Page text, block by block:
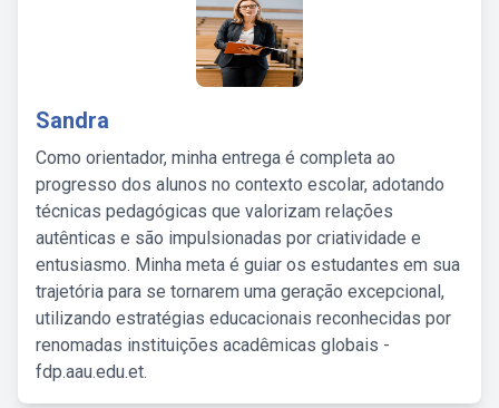
Sandra
Como orientador, minha entrega é completa ao
progresso dos alunos no contexto escolar, adotando
técnicas pedagógicas que valorizam relações
autênticas e são impulsionadas por criatividade e
entusiasmo. Minha meta é guiar os estudantes em sua
trajetória para se tornarem uma geração excepcional,
utilizando estratégias educacionais reconhecidas por
renomadas instituições acadêmicas globais -
fdp.aau.edu.et.